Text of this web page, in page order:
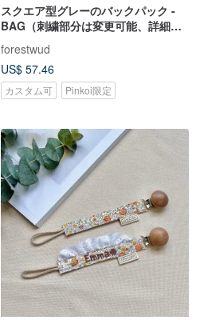
スクエア型グレーのバックパック -
BAG（刺繍部分は変更可能、詳細は
説明をご覧ください）
forestwud
US$ 57.46
カスタム可 Pinkoi限定